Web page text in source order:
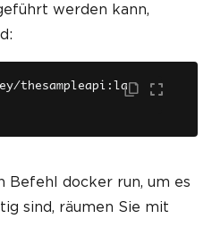
werden kann,
/thesampleapi : la
Befehl docker run, um es
sind, räumen Sie mit